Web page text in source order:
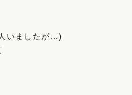
いましたが…)